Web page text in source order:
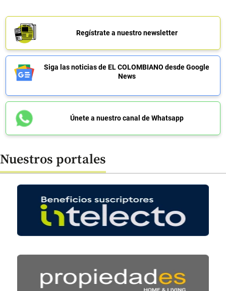
Regístrate a nuestro newsletter
Siga las noticias de EL COLOMBIANO desde Google
News
Únete a nuestro canal de Whatsapp
Nuestros portales